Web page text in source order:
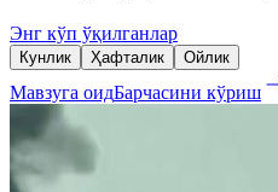
Энг кўп ўқилганлар
Кунлик Ҳафталик Ойлик
Мавзуга оидБарчасини кўриш